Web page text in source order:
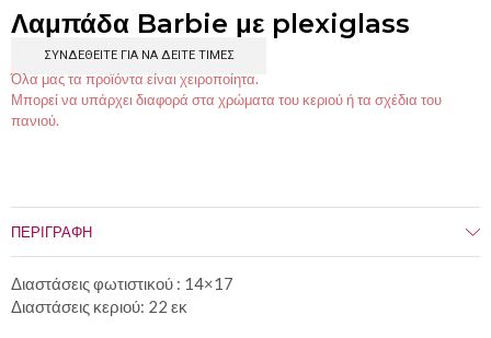
Λαμπάδα Barbie με plexiglass
ΣΥΝΔΕΘΕΊΤΕ ΓΙΑ ΝΑ ΔΕΊΤΕ ΤΙΜΈΣ
Όλα μας τα προϊόντα είναι χειροποίητα.
Μπορεί να υπάρχει διαφορά στα χρώματα του κεριού ή τα σχέδια του
πανιού.
ΠΕΡΙΓΡΑΦΉ
Διαστάσεις φωτιστικού : 14×17
Διαστάσεις κεριού: 22 εκ